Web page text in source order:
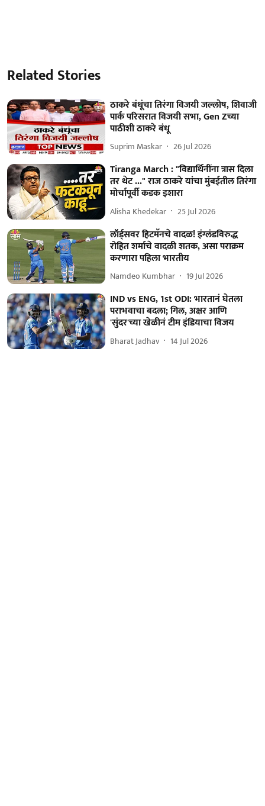
Related Stories
ठाकरे बंधूंचा तिरंगा विजयी जल्लोष, शिवाजी
पार्क परिसरात विजयी सभा, Gen Zच्या
पाठीशी ठाकरे बंधू
Suprim Maskar 26 Jul 2026
Tiranga March : "विद्यार्थिनींना त्रास दिला
तर थेट ..." राज ठाकरे यांचा मुंबईतील तिरंगा
मोर्चापूर्वी कडक इशारा
Alisha Khedekar 25 Jul 2026
लॉर्ड्सवर हिटमॅनचे वादळ! इंग्लंडविरुद्ध
रोहित शर्माचे वादळी शतक, असा पराक्रम
करणारा पहिला भारतीय
Namdeo Kumbhar 19 Jul 2026
IND vs ENG, 1st ODI: भारतानं घेतला
पराभवाचा बदला; गिल, अक्षर आणि
'सुंदर'च्या खेळीनं टीम इंडियाचा विजय
Bharat Jadhav 14 Jul 2026